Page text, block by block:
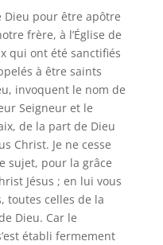
Dieu pour être apôtre
frère, à l’Église de
qui ont été sanctifiés
à être saints
invoquent le nom de
Seigneur et le
de la part de Dieu
Christ. Je ne cesse
sujet, pour la grâce
Jésus ; en lui vous
toutes celles de la
Dieu. Car le
établi fermement